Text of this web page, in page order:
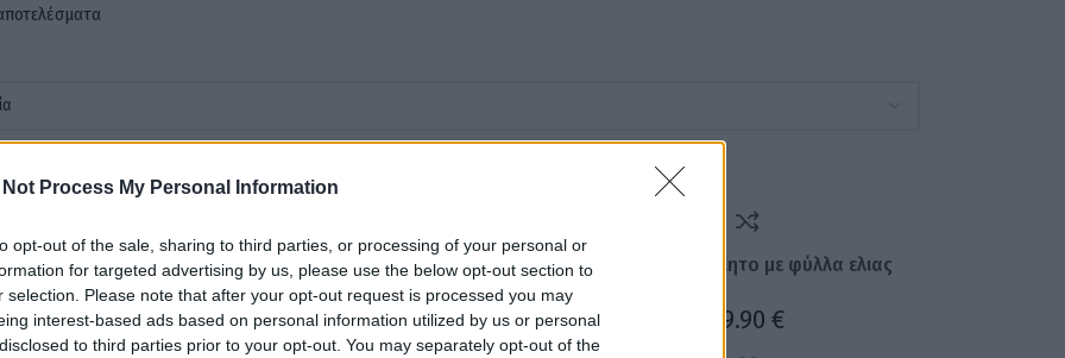
Not Process My Personal Information
opt-out of the sale, sharing to third parties, or processing of your personal or
for targeted advertising by us, please use the below opt-out section to
selection. Please note that after your opt-out request is processed you may
interest-based ads based on personal information utilized by us or personal
to third parties prior to your opt-out. You may separately opt-out of the
με φύλλα ελιας
€
Χειροποίητα σκουλαρίκια φύλλα ελιάς
17.00€
Κολιέ χειροποίητο με φύλλα ελιας
29.90€